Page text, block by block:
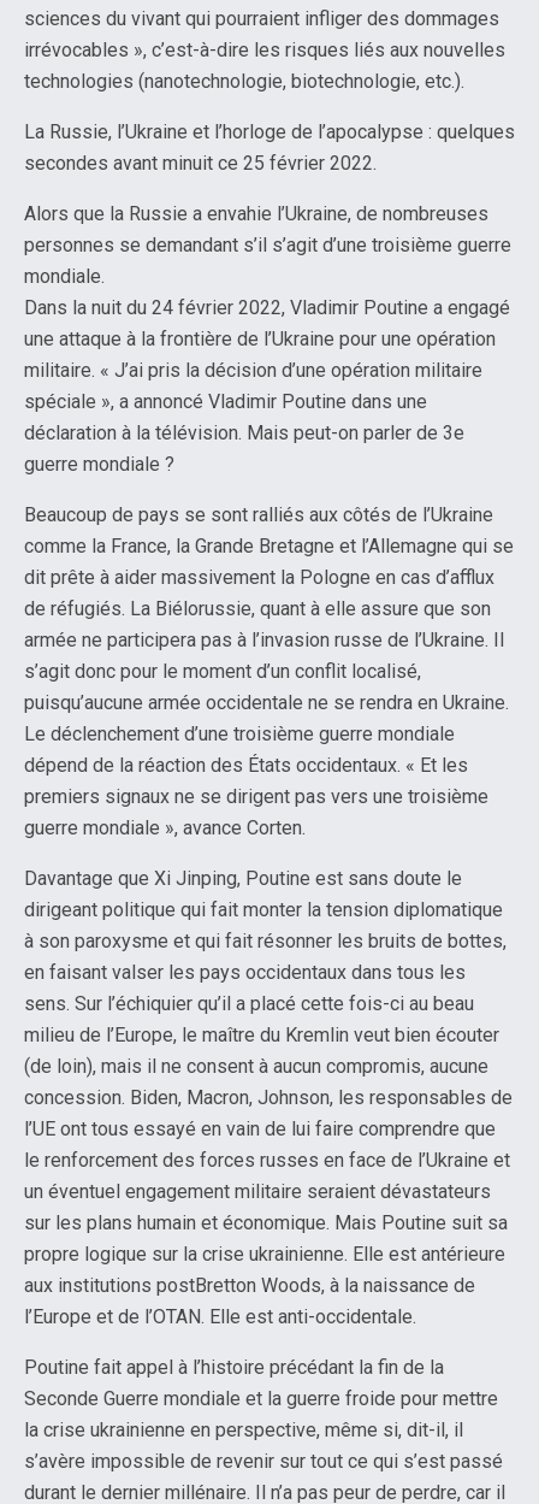
sciences du vivant qui pourraient infliger des dommages
irrévocables », c’est-à-dire les risques liés aux nouvelles
technologies (nanotechnologie, biotechnologie, etc.).
La Russie, l’Ukraine et l’horloge de l’apocalypse : quelques
secondes avant minuit ce 25 février 2022.
Alors que la Russie a envahie l’Ukraine, de nombreuses
personnes se demandant s’il s’agit d’une troisième guerre
mondiale.
Dans la nuit du 24 février 2022, Vladimir Poutine a engagé
une attaque à la frontière de l’Ukraine pour une opération
militaire. « J’ai pris la décision d’une opération militaire
spéciale », a annoncé Vladimir Poutine dans une
déclaration à la télévision. Mais peut-on parler de 3e
guerre mondiale ?
Beaucoup de pays se sont ralliés aux côtés de l’Ukraine
comme la France, la Grande Bretagne et l’Allemagne qui se
dit prête à aider massivement la Pologne en cas d’afflux
de réfugiés. La Biélorussie, quant à elle assure que son
armée ne participera pas à l’invasion russe de l’Ukraine. Il
s’agit donc pour le moment d’un conflit localisé,
puisqu’aucune armée occidentale ne se rendra en Ukraine.
Le déclenchement d’une troisième guerre mondiale
dépend de la réaction des États occidentaux. « Et les
premiers signaux ne se dirigent pas vers une troisième
guerre mondiale », avance Corten.
Davantage que Xi Jinping, Poutine est sans doute le
dirigeant politique qui fait monter la tension diplomatique
à son paroxysme et qui fait résonner les bruits de bottes,
en faisant valser les pays occidentaux dans tous les
sens. Sur l’échiquier qu’il a placé cette fois-ci au beau
milieu de l’Europe, le maître du Kremlin veut bien écouter
(de loin), mais il ne consent à aucun compromis, aucune
concession. Biden, Macron, Johnson, les responsables de
l’UE ont tous essayé en vain de lui faire comprendre que
le renforcement des forces russes en face de l’Ukraine et
un éventuel engagement militaire seraient dévastateurs
sur les plans humain et économique. Mais Poutine suit sa
propre logique sur la crise ukrainienne. Elle est antérieure
aux institutions postBretton Woods, à la naissance de
l’Europe et de l’OTAN. Elle est anti-occidentale.
Poutine fait appel à l’histoire précédant la fin de la
Seconde Guerre mondiale et la guerre froide pour mettre
la crise ukrainienne en perspective, même si, dit-il, il
s’avère impossible de revenir sur tout ce qui s’est passé
durant le dernier millénaire. Il n’a pas peur de perdre, car il